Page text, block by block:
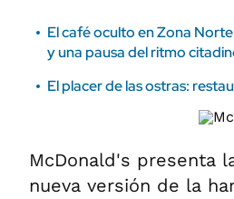
El café oculto en Zona
y una pausa del ritmo
El placer de las ostras:
McDonald's presenta
nueva versión de la